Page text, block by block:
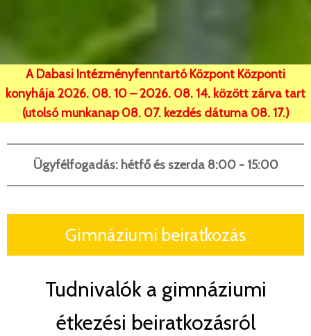
A Dabasi Intézményfenntartó Központ Központi
konyhája 2026. 08. 10 – 2026. 08. 14. között zárva tart
(utolsó munkanap 08. 07. kezdés dátuma 08. 17.)
Ügyfélfogadás: hétfő és szerda 8:00 - 15:00
Gimnáziumi beiratkozás
Tudnivalók a gimnáziumi
étkezési beiratkozásról